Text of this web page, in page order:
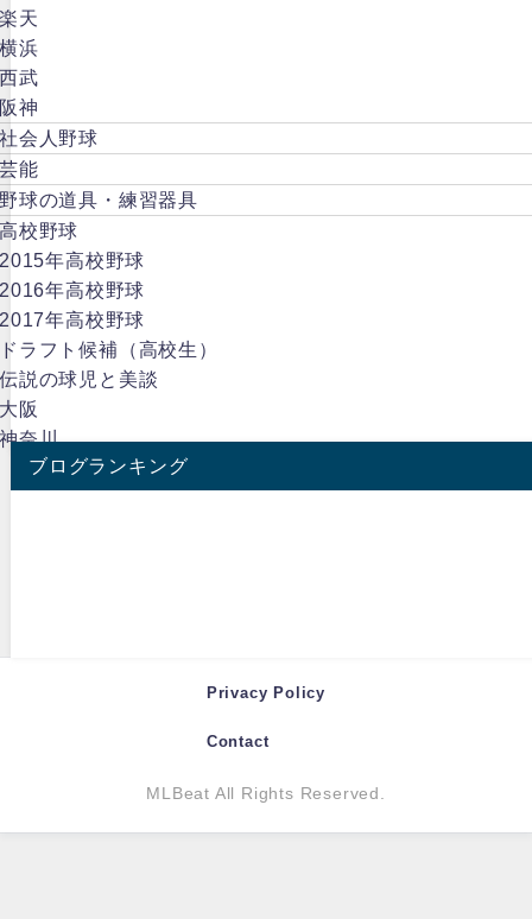
天
浜
武
神
会人野球
能
球の道具・練習器具
校野球
年高校野球
年高校野球
年高校野球
ラフト候補（高校生）
説の球児と美談
阪
奈川
ブログランキング
Privacy Policy
Contact
MLBeat All Rights Reserved.